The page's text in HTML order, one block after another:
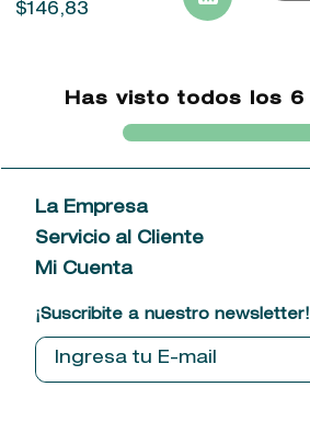
$146,83
Has visto todos los 6
La Empresa
Acerca de las Fragancias
Ventas al por mayor
Política de entrega
Tiendas
Servicio al Cliente
Contáctanos
Comprobantes electrónicos
Mi Cuenta
¡Suscribite a nuestro newsletter!